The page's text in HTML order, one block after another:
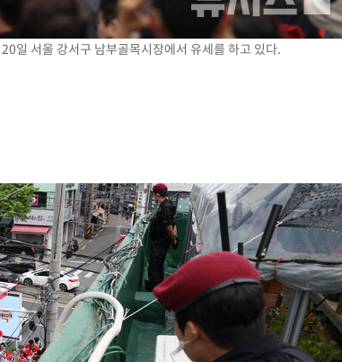
일 서울 강서구 남부골목시장에서 유세를 하고 있다.